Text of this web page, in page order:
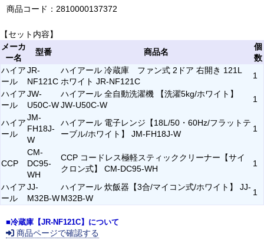
商品コード：2810000137372
【セット内容】
メーカ
ー名
型番 商品名
個
数
ハイア
ール
JR-
NF121C
ハイアール 冷蔵庫 ファン式 2ドア 右開き 121L
ホワイト JR-NF121C
1
ハイア
ール
JW-
U50C-W
ハイアール 全自動洗濯機 【洗濯5kg/ホワイト】
JW-U50C-W
1
ハイア
ール
JM-
FH18J-
W
ハイアール 電子レンジ【18L/50・60Hz/フラットテ
ーブル/ホワイト】 JM-FH18J-W
1
CCP
CM-
DC95-
WH
CCP コードレス極軽スティッククリーナー【サイ
クロン式】 CM-DC95-WH
1
ハイア
ール
JJ-
M32B-W
ハイアール 炊飯器【3合/マイコン式/ホワイト】 JJ-
M32B-W
1
■冷蔵庫【JR-NF121C】について
商品ページで確認する